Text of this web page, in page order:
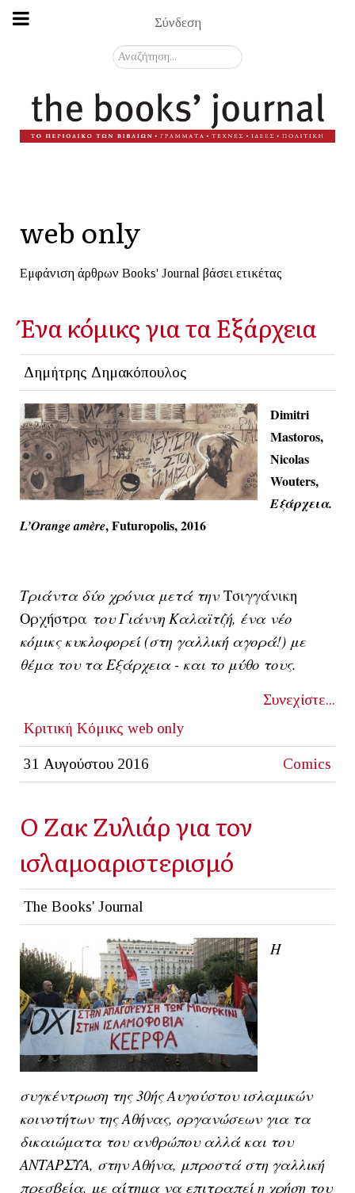
Σύνδεση
Αναζήτηση...
web only
Εμφάνιση άρθρων Books' Journal βάσει ετικέτας
Ένα κόμικς για τα Εξάρχεια
Δημήτρης Δημακόπουλος
Dimitri
Mastoros,
Nicolas
Wouters,
Εξάρχεια.
L’Orange amère, Futuropolis, 2016
Tριάντα δύο χρόνια μετά την Τσιγγάνικη
Ορχήστρα του Γιάννη Καλαϊτζή, ένα νέο
κόμικς κυκλοφορεί (στη γαλλική αγορά!) με
θέμα του τα Εξάρχεια - και το μύθο τους.
Συνεχίστε...
Κριτική Κόμικς web only
31 Αυγούστου 2016 Comics
Ο Ζακ Ζυλιάρ για τον
ισλαμοαριστερισμό
The Books' Journal
Η
συγκέντρωση της 30ής Αυγούστου ισλαμικών
κοινοτήτων της Αθήνας, οργανώσεων για τα
δικαιώματα του ανθρώπου αλλά και του
ΑΝΤΑΡΣΥΑ, στην Αθήνα, μπροστά στη γαλλική
πρεσβεία, με αίτημα να επιτραπεί η χρήση του